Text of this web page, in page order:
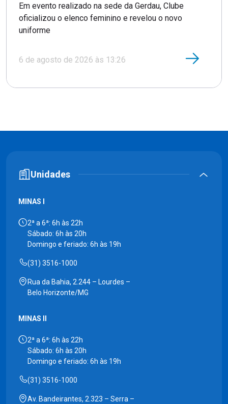
Em evento realizado na sede da Gerdau, Clube
oficializou o elenco feminino e revelou o novo
uniforme
6 de agosto de 2026 às 13:26
Unidades
MINAS I
2ª a 6ª: 6h às 22h
Sábado: 6h às 20h
Domingo e feriado: 6h às 19h
(31) 3516-1000
Rua da Bahia, 2.244 – Lourdes –
Belo Horizonte/MG
MINAS II
2ª a 6ª: 6h às 22h
Sábado: 6h às 20h
Domingo e feriado: 6h às 19h
(31) 3516-1000
Av. Bandeirantes, 2.323 – Serra –